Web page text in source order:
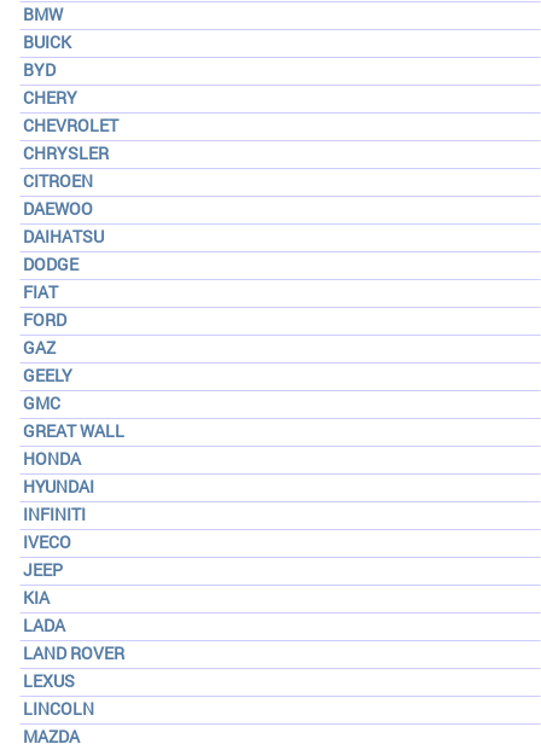
BMW
BUICK
BYD
CHERY
CHEVROLET
CHRYSLER
CITROEN
DAEWOO
DAIHATSU
DODGE
FIAT
FORD
GAZ
GEELY
GMC
GREAT WALL
HONDA
HYUNDAI
INFINITI
IVECO
JEEP
KIA
LADA
LAND ROVER
LEXUS
LINCOLN
MAZDA